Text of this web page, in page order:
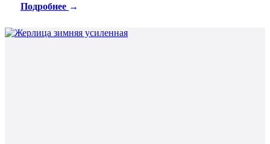
Подробнее →